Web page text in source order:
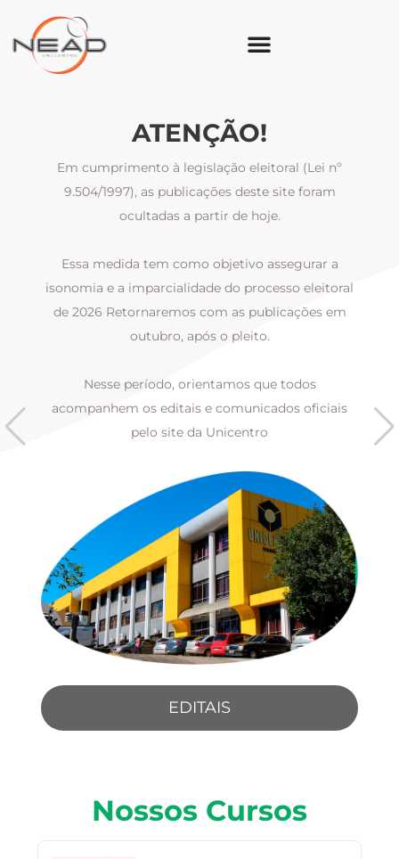
ATENÇÃO!
Em cumprimento à legislação eleitoral (Lei nº
9.504/1997), as publicações deste site foram
ocultadas a partir de hoje.
Essa medida tem como objetivo assegurar a
isonomia e a imparcialidade do processo eleitoral
de 2026 Retornaremos com as publicações em
outubro, após o pleito.
Nesse período, orientamos que todos
acompanhem os editais e comunicados oficiais
pelo site da Unicentro
EDITAIS
Nossos Cursos